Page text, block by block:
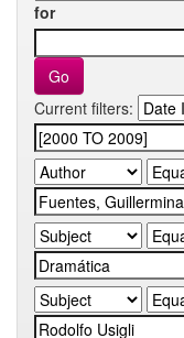
for
Current filters: